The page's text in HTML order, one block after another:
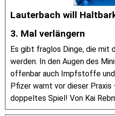
Lauterbach will
3. Mal verlängern
Es gibt fraglos Dinge, die mit
werden. In den Augen des
offenbar auch Impfstoffe
Pfizer warnt vor dieser
doppeltes Spiel! Von Kai